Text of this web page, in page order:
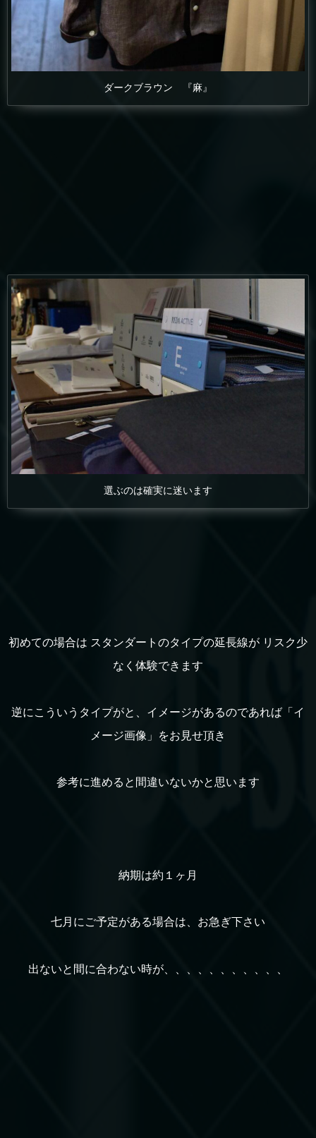
ダークブラウン 『麻』
選ぶのは確実に迷います
初めての場合は スタンダートのタイプの延長線が リスク少
なく体験できます
逆にこういうタイプがと、イメージがあるのであれば「イ
メージ画像」をお見せ頂き
参考に進めると間違いないかと思います
納期は約１ヶ月
七月にご予定がある場合は、お急ぎ下さい
出ないと間に合わない時が、、、、、、、、、、、